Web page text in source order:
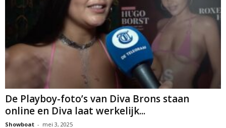
De Playboy-foto’s van Diva Brons staan
online en Diva laat werkelijk...
Showboat - mei 3, 2025